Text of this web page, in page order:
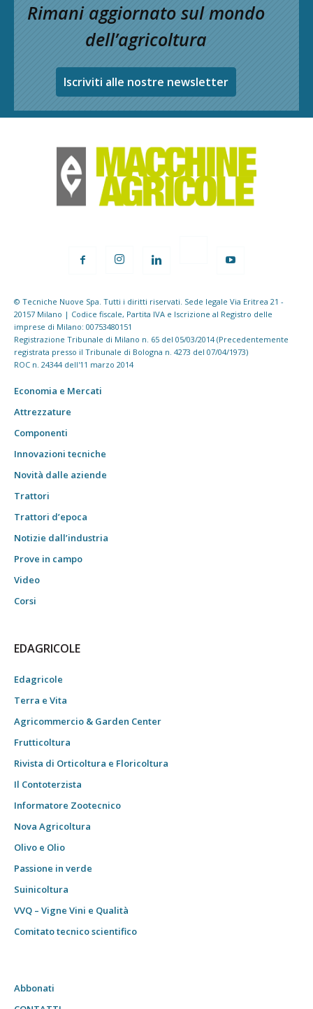
Rimani aggiornato sul mondo
dell’agricoltura
Iscriviti alle nostre newsletter
© Tecniche Nuove Spa. Tutti i diritti riservati. Sede legale Via Eritrea 21 -
20157 Milano | Codice fiscale, Partita IVA e Iscrizione al Registro delle
imprese di Milano: 00753480151
Registrazione Tribunale di Milano n. 65 del 05/03/2014 (Precedentemente
registrata presso il Tribunale di Bologna n. 4273 del 07/04/1973)
ROC n. 24344 dell'11 marzo 2014
Economia e Mercati
Attrezzature
Componenti
Innovazioni tecniche
Novità dalle aziende
Trattori
Trattori d’epoca
Notizie dall’industria
Prove in campo
Video
Corsi
EDAGRICOLE
Edagricole
Terra e Vita
Agricommercio & Garden Center
Frutticoltura
Rivista di Orticoltura e Floricoltura
Il Contoterzista
Informatore Zootecnico
Nova Agricoltura
Olivo e Olio
Passione in verde
Suinicoltura
VVQ – Vigne Vini e Qualità
Comitato tecnico scientifico
Abbonati